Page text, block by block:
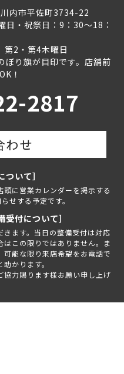
内市平佐町3734-22
・祝祭日：9：30～18：
第2・第4木曜日
ぼり旗が目印です。店舗前
！
2817
わせ
ついて］
に営業カレンダーを掲示する
せする予定です。
受付について］
ます。当日の整備受付は対応
この限りではありません。ま
能な限り来店希望をお電話で
かります。
力賜ります様お願い申し上げ